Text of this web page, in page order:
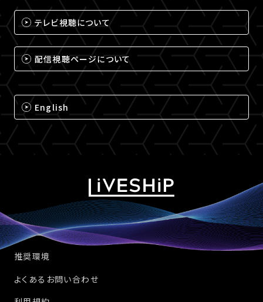
テレビ視聴について
配信視聴ページについて
English
推奨環境
よくあるお問い合わせ